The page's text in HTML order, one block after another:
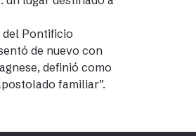
del Pontificio
de nuevo con
definió como
familiar”.